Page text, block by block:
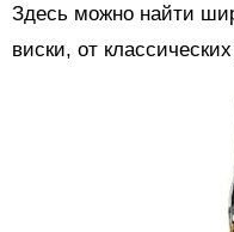
Здесь можно найти
виски, от